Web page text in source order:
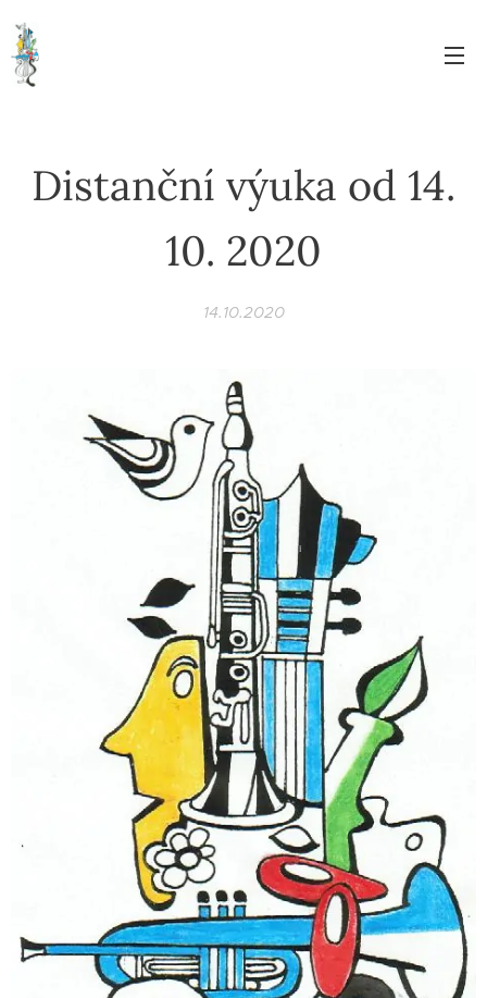
Distanční výuka od 14.
10. 2020
14.10.2020